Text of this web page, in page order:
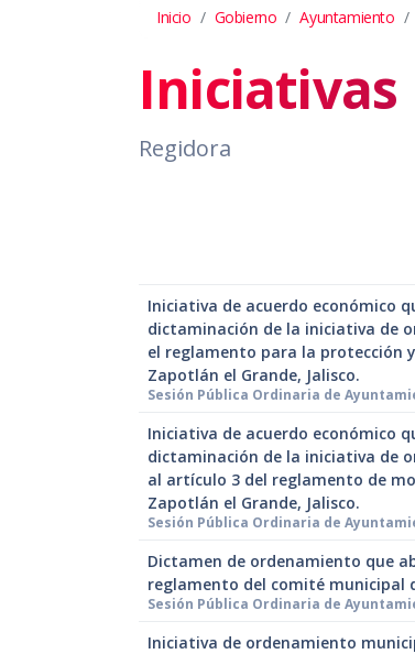
Inicio Gobierno Ayuntamiento
Iniciativas
Regidora
Iniciativa de acuerdo económico
dictaminación de la iniciativa de
el reglamento para la protección
Zapotlán el Grande, Jalisco.
Sesión Pública Ordinaria de
Iniciativa de acuerdo económico
dictaminación de la iniciativa de
al artículo 3 del reglamento de
Zapotlán el Grande, Jalisco.
Sesión Pública Ordinaria de
Dictamen de ordenamiento que
reglamento del comité municipal
Sesión Pública Ordinaria de
Iniciativa de ordenamiento